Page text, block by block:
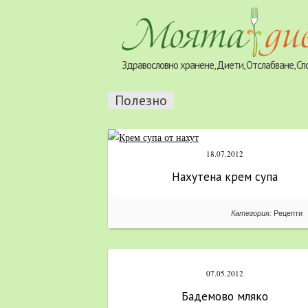
Здравословно хранене, Диети, Отслабване,
Полезно
18.07.2012
Нахутена крем супа
Категория: Рецепти
07.05.2012
Бадемово мляко